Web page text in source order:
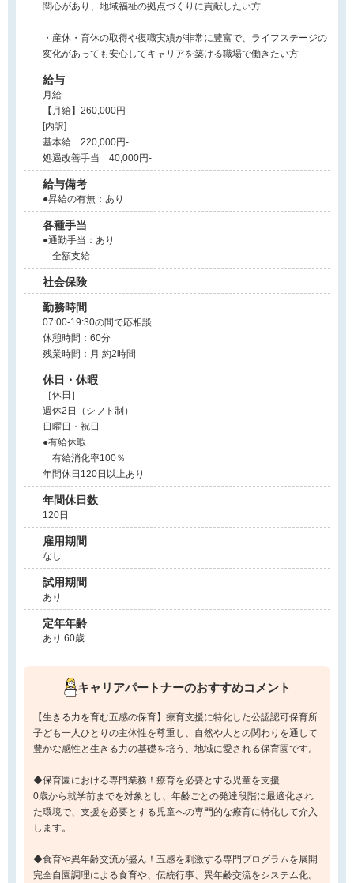
関心があり、地域福祉の拠点づくりに貢献したい方
・産休・育休の取得や復職実績が非常に豊富で、ライフステージの
変化があっても安心してキャリアを築ける職場で働きたい方
給与
月給
【月給】260,000円-
[内訳]
基本給 220,000円-
処遇改善手当 40,000円-
給与備考
●昇給の有無：あり
各種手当
●通勤手当：あり
全額支給
社会保険
勤務時間
07:00-19:30の間で応相談
休憩時間：60分
残業時間：月 約2時間
休日・休暇
［休日］
週休2日（シフト制）
日曜日・祝日
●有給休暇
有給消化率100％
年間休日120日以上あり
年間休日数
120日
雇用期間
なし
試用期間
あり
定年年齢
あり 60歳
キャリアパートナーのおすすめコメント
【生きる力を育む五感の保育】療育支援に特化した公認認可保育所
子ども一人ひとりの主体性を尊重し、自然や人との関わりを通して
豊かな感性と生きる力の基礎を培う、地域に愛される保育園です。
◆保育園における専門業務！療育を必要とする児童を支援
0歳から就学前までを対象とし、年齢ごとの発達段階に最適化され
た環境で、支援を必要とする児童への専門的な療育に特化して介入
します。
◆食育や異年齢交流が盛ん！五感を刺激する専門プログラムを展開
完全自園調理による食育や、伝統行事、異年齢交流をシステム化。